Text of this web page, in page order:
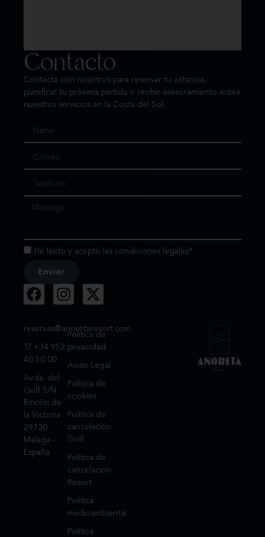
Contacto
Contacta con nosotros para reservar tu estancia,
planificar tu próxima partida o recibir asesoramiento sobre
nuestros servicios en la Costa del Sol.
He leído y acepto las condiciones legales*
Enviar
reservas@anoretaresort.com
T/ +34 952
40 50 00
Avda. del
Golf S/N
Rincón de
la Victoria
29730
Málaga -
España
Política de
privacidad
Aviso Legal
Política de
cookies
Política de
cancelación
Golf
Política de
cancelación
Resort
Política
medioambiental
Política